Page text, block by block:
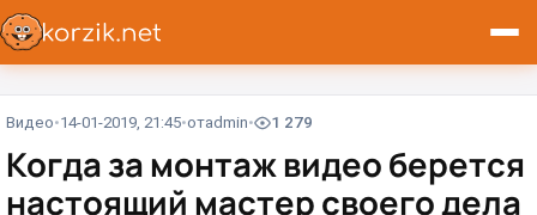
Видео 14-01-2019, 21:45 отadmin 1 279
Когда за монтаж видео берется
настоящий мастер своего дела